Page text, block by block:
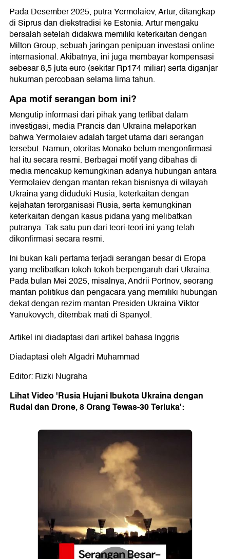
Pada Desember 2025, putra Yermolaiev, Artur, ditangkap
di Siprus dan diekstradisi ke Estonia. Artur mengaku
bersalah setelah didakwa memiliki keterkaitan dengan
Milton Group, sebuah jaringan penipuan investasi online
internasional. Akibatnya, ini juga membayar kompensasi
sebesar 8,5 juta euro (sekitar Rp174 miliar) serta diganjar
hukuman percobaan selama lima tahun.
Apa motif serangan bom ini?
Mengutip informasi dari pihak yang terlibat dalam
investigasi, media Prancis dan Ukraina melaporkan
bahwa Yermolaiev adalah target utama dari serangan
tersebut. Namun, otoritas Monako belum mengonfirmasi
hal itu secara resmi. Berbagai motif yang dibahas di
media mencakup kemungkinan adanya hubungan antara
Yermolaiev dengan mantan rekan bisnisnya di wilayah
Ukraina yang diduduki Rusia, keterkaitan dengan
kejahatan terorganisasi Rusia, serta kemungkinan
keterkaitan dengan kasus pidana yang melibatkan
putranya. Tak satu pun dari teori-teori ini yang telah
dikonfirmasi secara resmi.
Ini bukan kali pertama terjadi serangan besar di Eropa
yang melibatkan tokoh-tokoh berpengaruh dari Ukraina.
Pada bulan Mei 2025, misalnya, Andrii Portnov, seorang
mantan politikus dan pengacara yang memiliki hubungan
dekat dengan rezim mantan Presiden Ukraina Viktor
Yanukovych, ditembak mati di Spanyol.
Artikel ini diadaptasi dari artikel bahasa Inggris
Diadaptasi oleh Algadri Muhammad
Editor: Rizki Nugraha
Lihat Video 'Rusia Hujani Ibukota Ukraina dengan
Rudal dan Drone, 8 Orang Tewas-30 Terluka':